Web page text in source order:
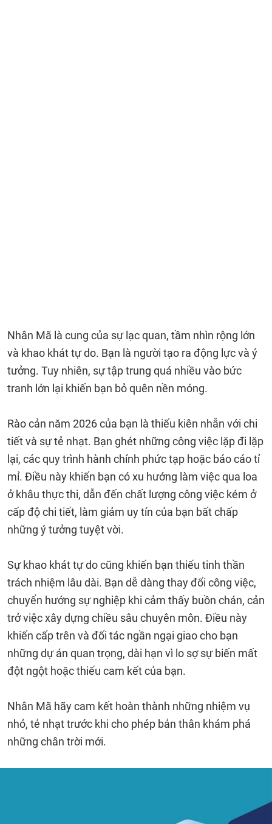
Nhân Mã là cung của sự lạc quan, tầm nhìn rộng lớn
và khao khát tự do. Bạn là người tạo ra động lực và ý
tưởng. Tuy nhiên, sự tập trung quá nhiều vào bức
tranh lớn lại khiến bạn bỏ quên nền móng.
Rào cản năm 2026 của bạn là thiếu kiên nhẫn với chi
tiết và sự tẻ nhạt. Bạn ghét những công việc lặp đi lặp
lại, các quy trình hành chính phức tạp hoặc báo cáo tỉ
mỉ. Điều này khiến bạn có xu hướng làm việc qua loa
ở khâu thực thi, dẫn đến chất lượng công việc kém ở
cấp độ chi tiết, làm giảm uy tín của bạn bất chấp
những ý tưởng tuyệt vời.
Sự khao khát tự do cũng khiến bạn thiếu tinh thần
trách nhiệm lâu dài. Bạn dễ dàng thay đổi công việc,
chuyển hướng sự nghiệp khi cảm thấy buồn chán, cản
trở việc xây dựng chiều sâu chuyên môn. Điều này
khiến cấp trên và đối tác ngần ngại giao cho bạn
những dự án quan trọng, dài hạn vì lo sợ sự biến mất
đột ngột hoặc thiếu cam kết của bạn.
Nhân Mã hãy cam kết hoàn thành những nhiệm vụ
nhỏ, tẻ nhạt trước khi cho phép bản thân khám phá
những chân trời mới.